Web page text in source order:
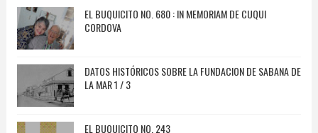
EL BUQUICITO NO. 680 : IN MEMORIAM DE CUQUI
CORDOVA
DATOS HISTÓRICOS SOBRE LA FUNDACION DE SABANA DE
LA MAR 1 / 3
EL BUQUICITO NO. 243